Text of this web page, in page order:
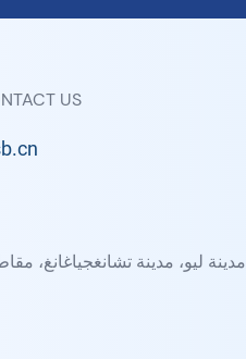
US
مدينة ليو، مدينة تشانغجياغانغ،